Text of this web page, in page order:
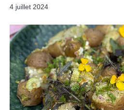
4 juillet 2024